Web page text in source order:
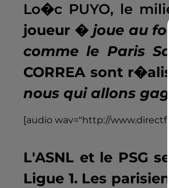
Lo�c PUYO, le
joueur �joue au
comme le Paris
CORREA sont
nous qui allons
[audio wav="http://
L'ASNL et le PSG
Ligue 1. Les